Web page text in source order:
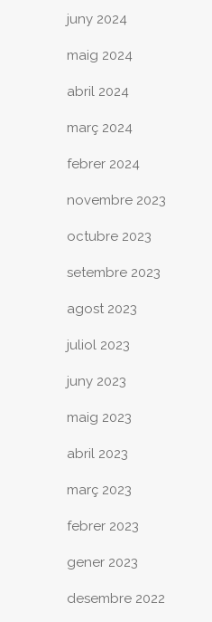
juny 2024
maig 2024
abril 2024
març 2024
febrer 2024
novembre 2023
octubre 2023
setembre 2023
agost 2023
juliol 2023
juny 2023
maig 2023
abril 2023
març 2023
febrer 2023
gener 2023
desembre 2022